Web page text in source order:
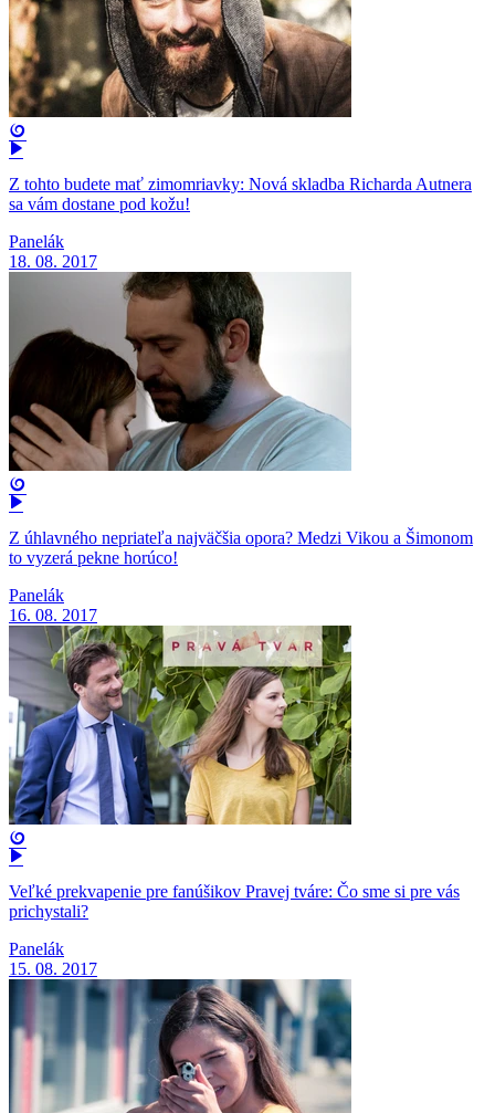
Z tohto budete mať zimomriavky: Nová skladba Richarda Autnera
sa vám dostane pod kožu!
Panelák
18. 08. 2017
Z úhlavného nepriateľa najväčšia opora? Medzi Vikou a Šimonom
to vyzerá pekne horúco!
Panelák
16. 08. 2017
Veľké prekvapenie pre fanúšikov Pravej tváre: Čo sme si pre vás
prichystali?
Panelák
15. 08. 2017